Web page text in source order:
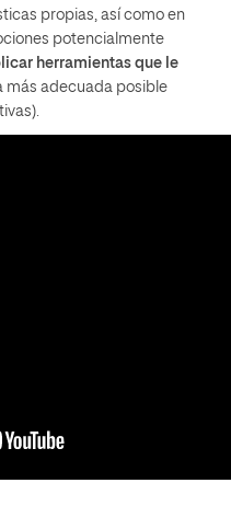
propias, así como en
potencialmente
herramientas que le
más adecuada posible